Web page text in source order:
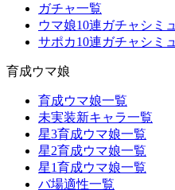
ガチャ一覧
ウマ娘10連ガチャシミュ
サポカ10連ガチャシミュ
育成ウマ娘
育成ウマ娘一覧
未実装新キャラ一覧
星3育成ウマ娘一覧
星2育成ウマ娘一覧
星1育成ウマ娘一覧
バ場適性一覧